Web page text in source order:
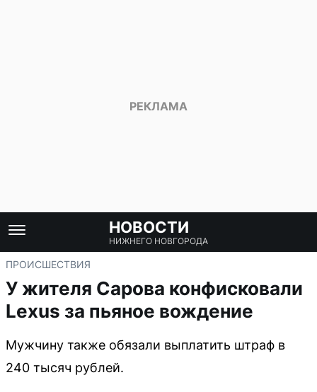
НОВОСТИ
НИЖНЕГО НОВГОРОДА
ПРОИСШЕСТВИЯ
У жителя Сарова конфисковали
Lexus за пьяное вождение
Мужчину также обязали выплатить штраф в
240 тысяч рублей.